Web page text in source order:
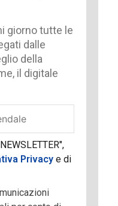
giorno tutte le
dalle
della
il digitale
Privacye di